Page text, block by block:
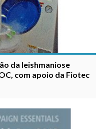
da leishmaniose
com apoio da Fiotec